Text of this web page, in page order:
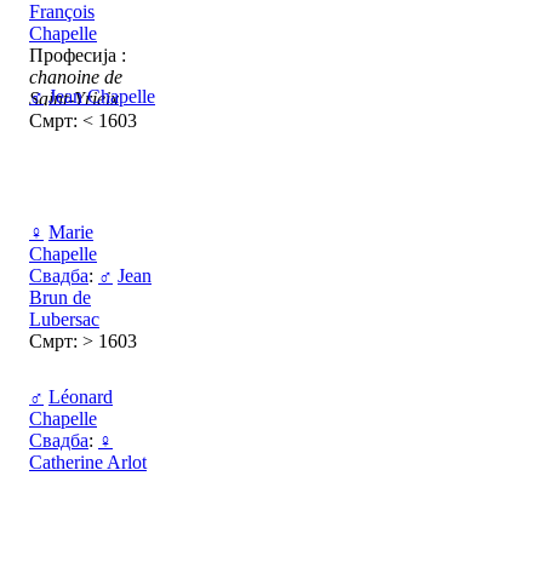
François
Chapelle
Професија :
chanoine de
Saint-Yrieix
Смрт: < 1603
♂ Jean Chapelle
♀ Marie
Chapelle
Свадба: ♂ Jean
Brun de
Lubersac
Смрт: > 1603
♂ Léonard
Chapelle
Свадба: ♀
Catherine Arlot